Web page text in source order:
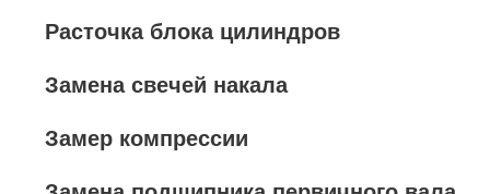
Расточка блока цилиндров
Замена свечей накала
Замер компрессии